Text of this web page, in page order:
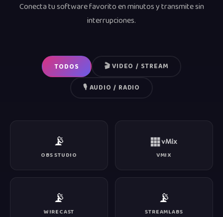
Conecta tu software favorito en minutos y transmite sin
interrupciones.
TODOS
🎬 VIDEO / STREAM
🎙️ AUDIO / RADIO
📡
OBS STUDIO VMIX
📡
WIRECAST
📡
STREAMLABS